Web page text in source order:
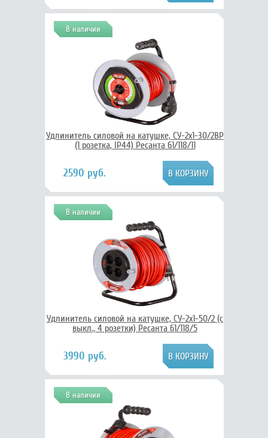
В наличии
Удлинитель силовой на катушке, СУ-2х1-30/2ВР
(1 розетка, IP44) Ресанта 61/118/11
2590 руб.
В наличии
Удлинитель силовой на катушке, СУ-2х1-50/2 (с
выкл., 4 розетки) Ресанта 61/118/5
3990 руб.
В наличии